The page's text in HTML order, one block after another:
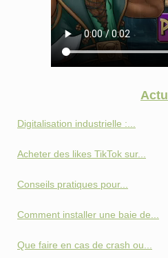
Actu
Digitalisation industrielle :...
Acheter des likes TikTok sur...
Conseils pratiques pour...
Comment installer une baie de...
Que faire en cas de crash ou...